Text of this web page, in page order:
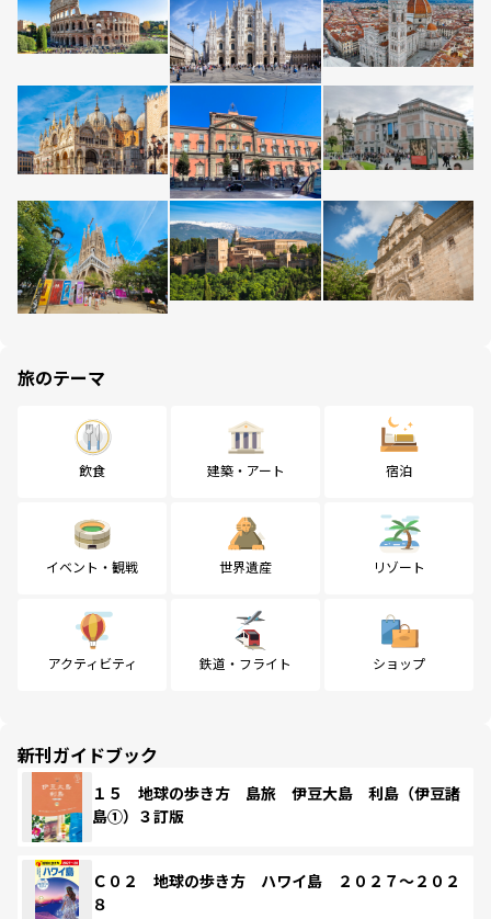
旅のテーマ
飲食 建築・アート 宿泊
イベント・観戦 世界遺産 リゾート
アクティビティ 鉄道・フライト ショップ
新刊ガイドブック
１５ 地球の歩き方 島旅 伊豆大島 利島（伊豆諸
島①）３訂版
Ｃ０２ 地球の歩き方 ハワイ島 ２０２７～２０２
８